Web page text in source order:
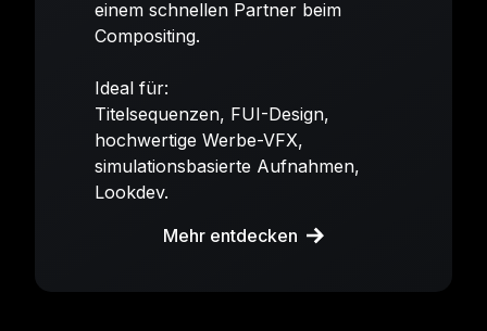
einem schnellen Partner beim
Compositing.
Ideal für:
Titelsequenzen, FUI-Design,
hochwertige Werbe-VFX,
simulationsbasierte Aufnahmen,
Lookdev.
Mehr entdecken